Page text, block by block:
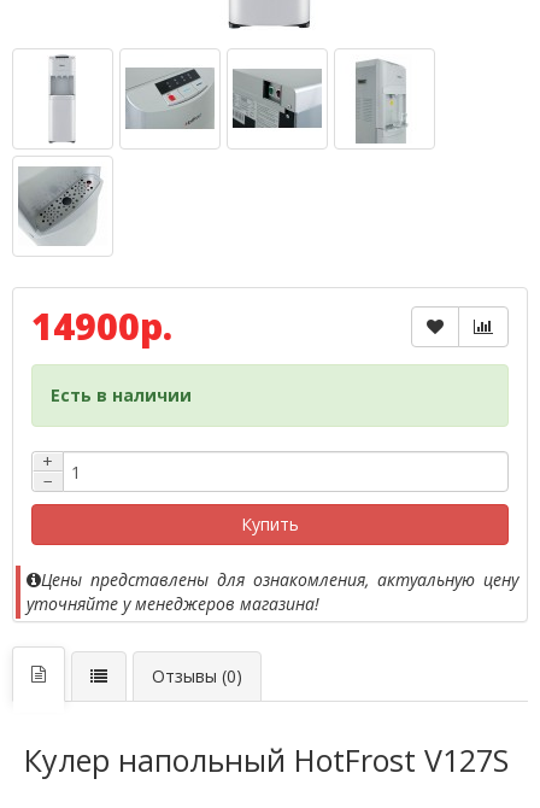
14900р.
Есть в наличии
+
−
Купить
Цены представлены для ознакомления, актуальную цену
уточняйте у менеджеров магазина!
Отзывы (0)
Кулер напольный HotFrost V127S